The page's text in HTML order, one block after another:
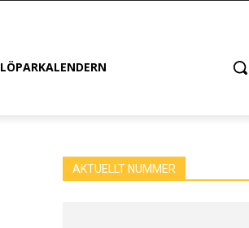
LÖPARKALENDERN
AKTUELLT NUMMER